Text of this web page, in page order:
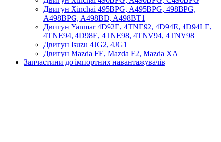
Двигун Xinchai 495BPG, A495BPG, 498BPG,
A498BPG, A498BD, A498BT1
Двигун Yanmar 4D92E, 4TNE92, 4D94E, 4D94LE,
4TNE94, 4D98E, 4TNE98, 4TNV94, 4TNV98
Двигун Isuzu 4JG2, 4JG1
Двигун Mazda FE, Mazda F2, Mazda XA
Запчастини до імпортних навантажувачів